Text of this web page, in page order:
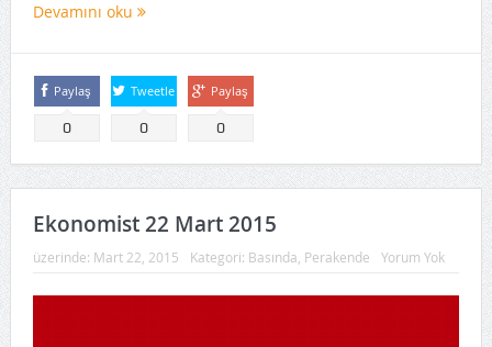
Devamını oku
Paylaş
0
Tweetle
0
Paylaş
0
Ekonomist 22 Mart 2015
üzerinde: Mart 22, 2015 Kategori: Basında, Perakende Yorum Yok